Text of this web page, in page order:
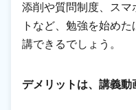
添削や質問制度、スマ
トなど、勉強を始め
講できるでしょう。
デメリットは、講義動